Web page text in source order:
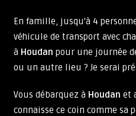
En famille, jusqu'à 4
véhicule de transport avec
à Houdan pour une journée
ou un autre lieu ? Je serai
Vous débarquez à Houdan et
connaisse ce coin comme sa